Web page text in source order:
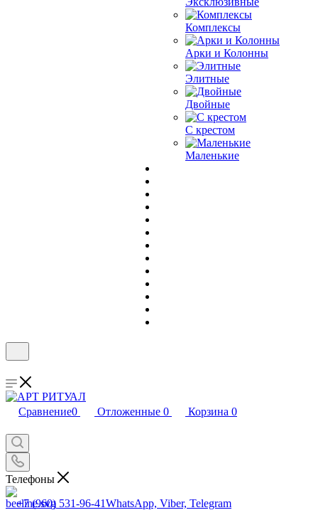
Комплексы
Арки и Колонны
Элитные
Двойные
С крестом
Маленькие
Сравнение0 Отложенные 0 Корзина 0
Телефоны
+7 (960) 531-96-41WhatsApp, Viber, Telegram